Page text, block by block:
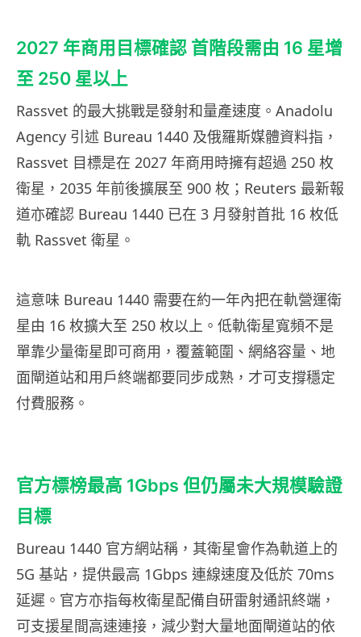
2027 年商用目標確認 首階段需由 16 星增
至 250 星以上
Rassvet 的最大挑戰是發射和量產速度。Anadolu
Agency 引述 Bureau 1440 及俄羅斯媒體資料指，
Rassvet 目標是在 2027 年商用時擁有超過 250 枚
衛星，2035 年前後擴展至 900 枚；Reuters 最新報
道亦確認 Bureau 1440 已在 3 月發射首批 16 枚低
軌 Rassvet 衛星。
這意味 Bureau 1440 需要在約一年內把在軌營運衛
星由 16 枚擴大至 250 枚以上。低軌衛星寬頻不是
單靠少量衛星即可商用，覆蓋範圍、網絡容量、地
面閘道站和用戶終端都要同步成熟，才可支撐穩定
付費服務。
官方標榜最高 1Gbps 但仍屬未大規模驗證
目標
Bureau 1440 官方網站稱，其衛星會作為軌道上的
5G 基站，提供最高 1Gbps 連線速度及低於 70ms
延遲。官方亦指每枚衛星配備自研雷射通訊終端，
可支援星間高速連接，減少對大量地面閘道站的依